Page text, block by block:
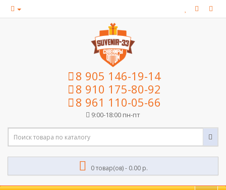
8 905 146-19-14
8 910 175-80-92
8 961 110-05-66
9:00-18:00 пн-пт
0 товар(ов) - 0.00 р.